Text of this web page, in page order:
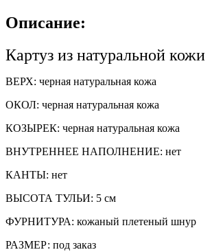
Описание:
Картуз из натуральной кожи
ВЕРХ: черная натуральная кожа
ОКОЛ: черная натуральная кожа
КОЗЫРЕК: черная натуральная кожа
ВНУТРЕННЕЕ НАПОЛНЕНИЕ: нет
КАНТЫ: нет
ВЫСОТА ТУЛЬИ: 5 см
ФУРНИТУРА: кожаный плетеный шнур
РАЗМЕР: под заказ